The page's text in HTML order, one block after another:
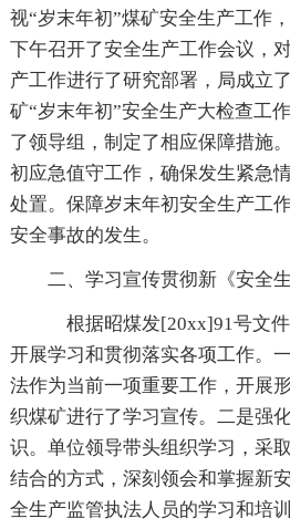
视“岁末年初”煤矿安全生产工作
下午召开了安全生产工作会议，
产工作进行了研究部署，局成立
矿“岁末年初”安全生产大检查工
了领导组，制定了相应保障措施
初应急值守工作，确保发生紧急
处置。保障岁末年初安全生产工
安全事故的发生。
二、学习宣传贯彻新《安全
根据昭煤发[20xx]91号文
开展学习和贯彻落实各项工作。
法作为当前一项重要工作，开展
织煤矿进行了学习宣传。二是强
识。单位领导带头组织学习，采
结合的方式，深刻领会和掌握新
全生产监管执法人员的学习和培